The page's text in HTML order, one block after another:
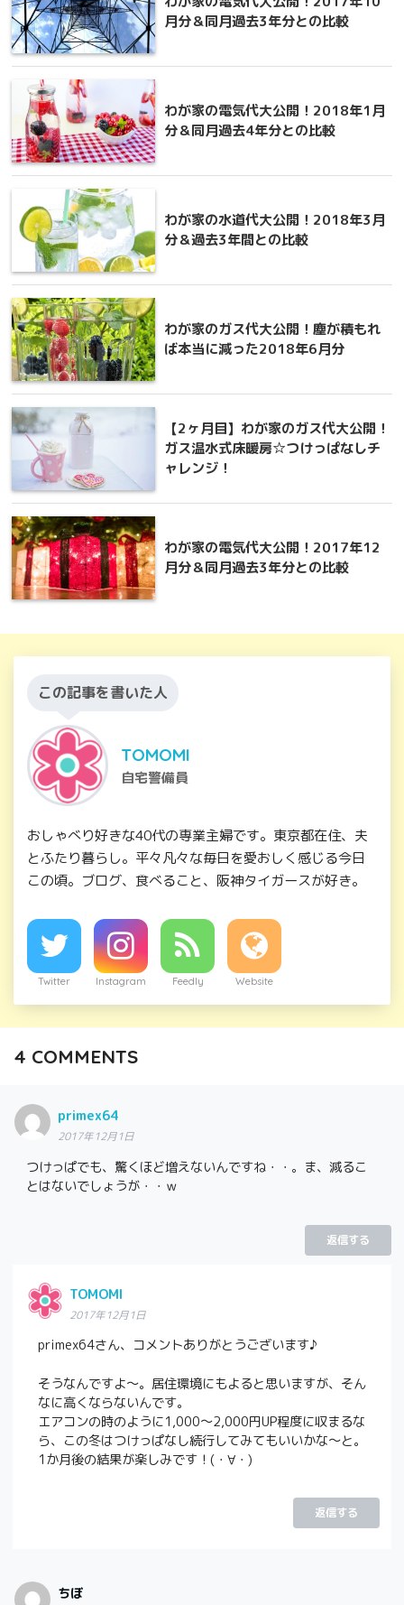
月分＆同月過去3年分との比較
わが家の電気代大公開！2018年1月
分＆同月過去4年分との比較
わが家の水道代大公開！2018年3月
分＆過去3年間との比較
わが家のガス代大公開！塵が積もれ
ば本当に減った2018年6月分
【2ヶ月目】わが家のガス代大公開！
ガス温水式床暖房☆つけっぱなしチ
ャレンジ！
わが家の電気代大公開！2017年12
月分＆同月過去3年分との比較
この記事を書いた人
TOMOMI
自宅警備員
おしゃべり好きな40代の専業主婦です。東京都在住、夫
とふたり暮らし。平々凡々な毎日を愛おしく感じる今日
この頃。ブログ、食べること、阪神タイガースが好き。
Twitter Instagram Feedly Website
4 COMMENTS
primex64
2017年12月1日
つけっぱでも、驚くほど増えないんですね・・。ま、減るこ
とはないでしょうが・・ｗ
返信する
TOMOMI
2017年12月1日
primex64さん、コメントありがとうございます♪
そうなんですよ～。居住環境にもよると思いますが、そん
なに高くならないんです。
エアコンの時のように1,000～2,000円UP程度に収まるな
ら、この冬はつけっぱなし続行してみてもいいかな～と。
1か月後の結果が楽しみです！(・∀・)
返信する
ちぼ